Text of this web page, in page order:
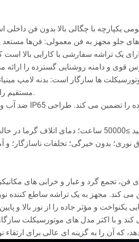
مستقیم را می دهد و برای اکثر اسکوترها، دوچرخه های کراس کانتری و دوچرخه های قدیمی مناسب است.
یکنواخت و مؤثر جاده را از نور بالا
و با اکثر مدل های موتورسیکلت